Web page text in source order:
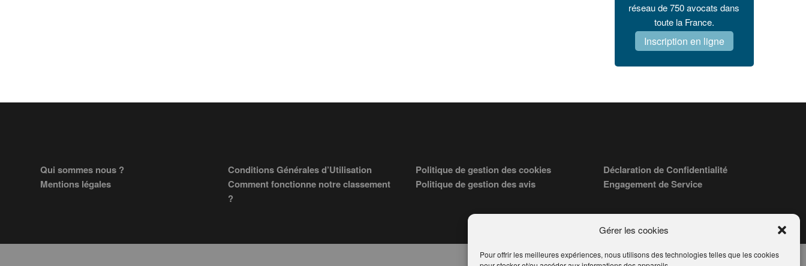
Gérer les cookies
Pour offrir les meilleures expériences, nous utilisons des technologies telles que les cookies
réseau de 750 avocats dans
toute la France.
Inscription en ligne
FooterQui sommes nous ?
Mentions légales
Conditions Générales d’Utilisation
Comment fonctionne notre classement
?
Politique de gestion des cookies
Politique de gestion des avis
Déclaration de Confidentialité
Engagement de Service